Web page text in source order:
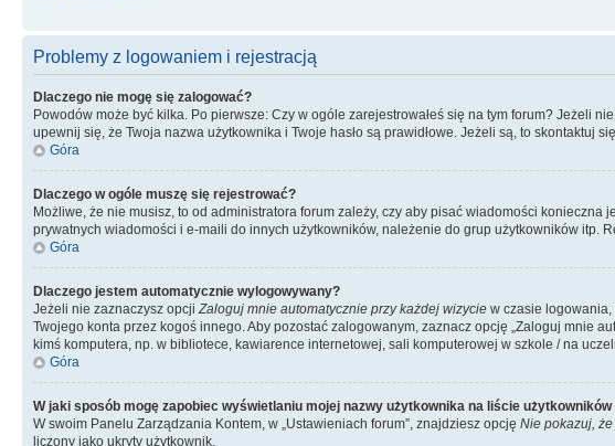
Problemy z logowaniem i rejestracją
Dlaczego nie mogę się zalogować?
Powodów może być kilka. Po pierwsze: Czy w ogóle zarejestrowałeś się na tym forum? Jeżeli
upewnij się, że Twoja nazwa użytkownika i Twoje hasło są prawidłowe. Jeżeli są, to skontaktuj
Góra
Dlaczego w ogóle muszę się rejestrować?
Możliwe, że nie musisz, to od administratora forum zależy, czy aby pisać wiadomości
prywatnych wiadomości i e-maili do innych użytkowników, należenie do grup użytkowników itp.
Góra
Dlaczego jestem automatycznie wylogowywany?
Jeżeli nie zaznaczysz opcjiZaloguj mnie automatycznie przy każdej wizycie w czasie
Twojego konta przez kogoś innego. Aby pozostać zalogowanym, zaznacz opcję „Zaloguj mnie
kimś komputera, np. w bibliotece, kawiarence internetowej, sali komputerowej w szkole / na
Góra
W jaki sposób mogę zapobiec wyświetlaniu mojej nazwy użytkownika na liście
W swoim Panelu Zarządzania Kontem, w „Ustawieniach forum”, znajdziesz opcję Nie pokazuj,
liczony jako ukryty użytkownik.